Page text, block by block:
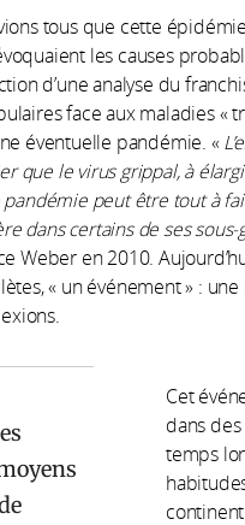
tous que cette
les causes
d’une analyse du
face aux maladies «
éventuelle pandémie. «
que le virus grippal, à
peut être tout à
dans certains de ses
Weber en 2010.
« un événement » :
Cet
dans
temps